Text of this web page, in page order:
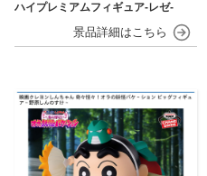
ハイプレミアムフィギュア‐レゼ‐